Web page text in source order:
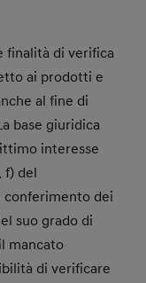
finalità di verifica
ai prodotti e
al fine di
base giuridica
interesse
f) del
conferimento dei
suo grado di
mancato
di verificare